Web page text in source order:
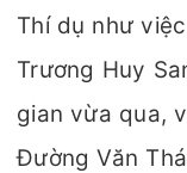
Thí dụ như
Trương Huy
gian vừa qua,
Đường Văn